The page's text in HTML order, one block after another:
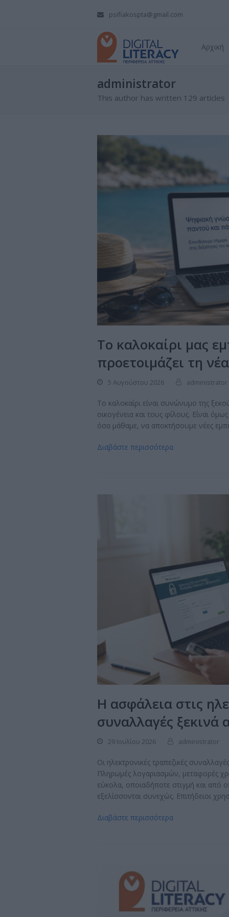
psifiakospta@gmail.com
Αρχική
administrator
This author has written 129 articles
Το καλοκαίρι μας
προετοιμάζει τη
5 Αυγούστου 2026 administrator
Το καλοκαίρι είναι συνώνυμο της
οικογένεια και τους φίλους. Είναι
όσα μάθαμε, να αποκτήσουμε νέες
Διαβάστε περισσότερα
Η ασφάλεια στις
συναλλαγές ξεκινά
29 Ιουλίου 2026 administrator
Οι ηλεκτρονικές τραπεζικές
Πληρωμές λογαριασμών, μεταφορές
εύκολα, οποιαδήποτε στιγμή και από
εξελίσσονται συνεχώς. Επιτήδειοι
Διαβάστε περισσότερα